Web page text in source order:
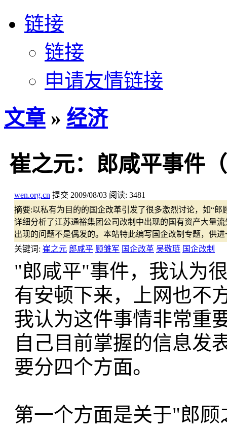
链接
链接
申请友情链接
文章 » 经济
崔之元：郎咸平事件
wen.org.cn 提交 2009/08/03 阅读: 3481
摘要:以私有为目的的国企改革引发了很多激烈讨论，如“
详细分析了江苏通裕集团公司改制中出现的国有资产大量
出现的问题不是偶发的。本站特此编写国企改制专题，供
关键词: 崔之元 郎咸平 顾雏军 国企改革 吴敬琏 国企改制
"郎咸平"事件，我认为
有安顿下来，上网也不
我认为这件事情非常重
自己目前掌握的信息发
要分四个方面。
第一个方面是关于"郎